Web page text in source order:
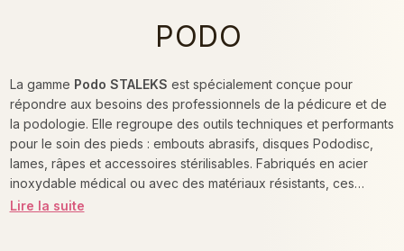
PODO
La gamme Podo STALEKS est spécialement conçue pour
répondre aux besoins des professionnels de la pédicure et de
la podologie. Elle regroupe des outils techniques et performants
pour le soin des pieds : embouts abrasifs, disques Pododisc,
lames, râpes et accessoires stérilisables. Fabriqués en acier
inoxydable médical ou avec des matériaux résistants, ces
instruments garantissent hygiène, sécurité et efficacité. Que ce
Lire la suite